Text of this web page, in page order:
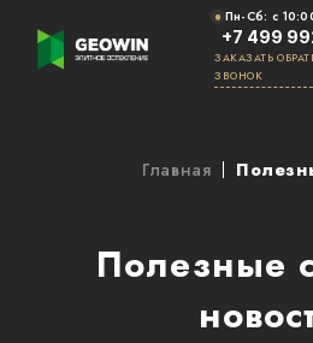
Пн-Cб: с
+7 499
ЗАКАЗАТЬ
ЗВОНОК
РАСЧЕТ СТОИМОСТИ
ПОРТФОЛИО
Главная
Полезные